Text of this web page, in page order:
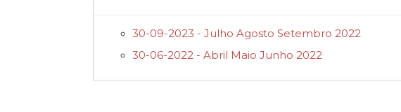
30-09-2023 - Julho Agosto Setembro 2022
30-06-2022 - Abril Maio Junho 2022